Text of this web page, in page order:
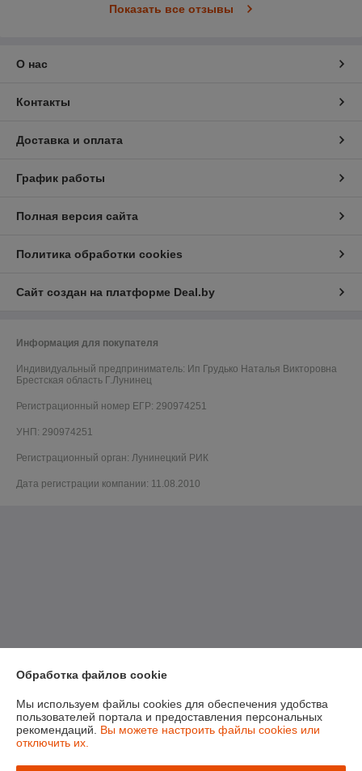
Показать все отзывы
О нас
Контакты
Доставка и оплата
График работы
Полная версия сайта
Политика обработки cookies
Сайт создан на платформе Deal.by
Информация для покупателя
Индивидуальный предприниматель: Ип Грудько Наталья Викторовна
Брестская область Г.Лунинец
Регистрационный номер ЕГР: 290974251
УНП: 290974251
Регистрационный орган: Лунинецкий РИК
Дата регистрации компании: 11.08.2010
Обработка файлов cookie
Мы используем файлы cookies для обеспечения удобства
пользователей портала и предоставления персональных
рекомендаций. Вы можете настроить файлы cookies или
отключить их.